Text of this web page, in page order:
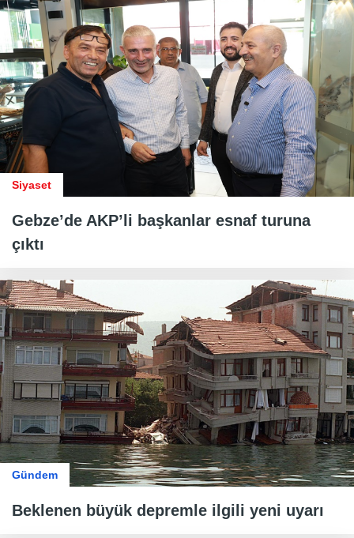
Siyaset
Gebze’de AKP’li başkanlar esnaf turuna
çıktı
Gündem
Beklenen büyük depremle ilgili yeni uyarı